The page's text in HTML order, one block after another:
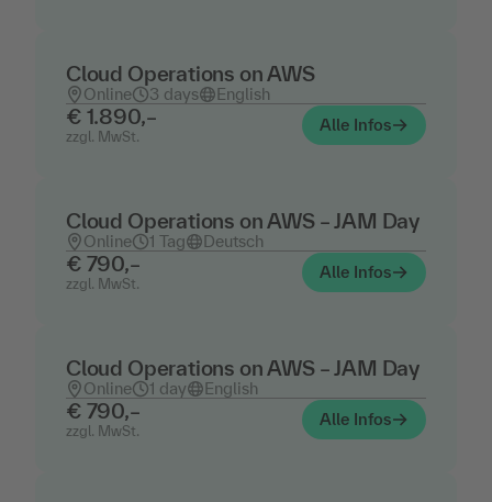
Cloud Operations on AWS
Online 3 days English
€ 1.890,–
zzgl. MwSt.
Alle Infos
Cloud Operations on AWS – JAM Day
Online 1 Tag Deutsch
€ 790,–
zzgl. MwSt.
Alle Infos
Cloud Operations on AWS – JAM Day
Online 1 day English
€ 790,–
zzgl. MwSt.
Alle Infos